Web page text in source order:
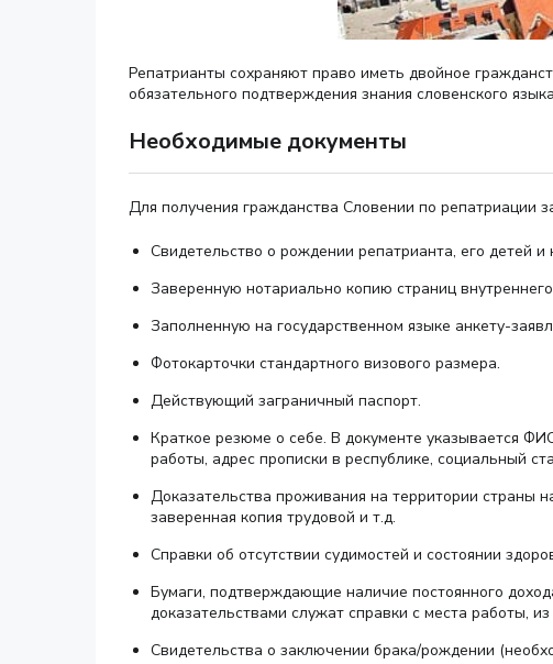
Репатрианты сохраняют право иметь двойное
обязательного подтверждения знания словенского
Необходимые документы
Для получения гражданства Словении по репатриации
Свидетельство о рождении репатрианта, его детей и
Заверенную нотариально копию страниц
Заполненную на государственном языке анкету-
Фотокарточки стандартного визового размера.
Действующий заграничный паспорт.
Краткое резюме о себе. В документе указывается
работы, адрес прописки в республике, социальный
Доказательства проживания на территории страны
заверенная копия трудовой и т.д.
Справки об отсутствии судимостей и состоянии
Бумаги, подтверждающие наличие постоянного
доказательствами служат справки с места работы,
Свидетельства о заключении брака/рождении